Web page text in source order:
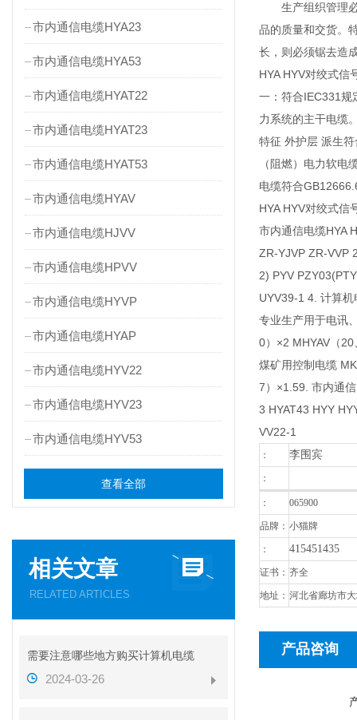
市内通信电缆HYA23
市内通信电缆HYA53
市内通信电缆HYAT22
市内通信电缆HYAT23
市内通信电缆HYAT53
市内通信电缆HYAV
市内通信电缆HJVV
市内通信电缆HPVV
市内通信电缆HYVP
市内通信电缆HYAP
市内通信电缆HYV22
市内通信电缆HYV23
市内通信电缆HYV53
查看全部
相关文章
RELATED ARTICLES
需要注意哪些地方购买计算机电缆
2024-03-26
生产组织管理必
品的质量和交货。
长，则必须锯去造
HYA HYV对绞式信
一：符合IEC331
力系统的主干电缆
特征 外护层 派生
（阻燃）电力软
电缆符合
HYA HYV对绞式信
市内通信电缆HYA
ZR-YJVP ZR-VVP
2) PYV
UYV39-1 4. 计算机
专业生产用于电讯
0）×2 MHYAV（
煤矿用控制电缆
7）×1.59. 市内通信
3 HYAT43 HYY
VV22-1
： 李围宾
：
： 065900
品牌： 小猫牌
： 415451435
证书： 齐全
地址： 河北省廊坊市
产品咨询